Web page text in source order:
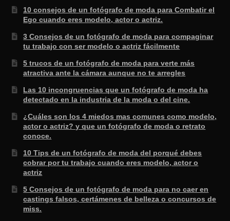
10 consejos de un fotógrafo de moda para Combatir el
Ego cuando eres modelo, actor o actriz.
3 Consejos de un fotógrafo de moda para compaginar
tu trabajo con ser modelo o actriz fácilmente
5 trucos de un fotógrafo de moda para verte más
atractiva ante la cámara aunque no te arregles
Las 10 incongruencias que un fotógrafo de moda ha
detectado en la industria de la moda o del cine.
¿Cuáles son los 4 miedos mas comunes como modelo,
actor o actriz? y que un fotógrafo de moda o retrato
conoce.
10 Tips de un fotógrafo de moda del porqué debes
cobrar por tu trabajo cuando eres modelo, actor o
actriz
5 Consejos de un fotógrafo de moda para no caer en
castings falsos, certámenes de belleza o concursos de
miss.